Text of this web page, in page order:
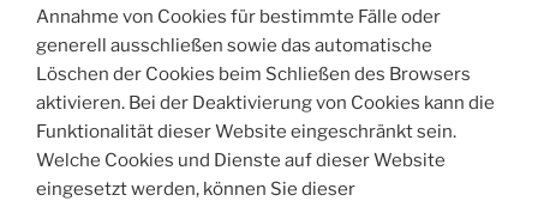
Annahme von Cookies für bestimmte Fälle oder
generell ausschließen sowie das automatische
Löschen der Cookies beim Schließen des Browsers
aktivieren. Bei der Deaktivierung von Cookies kann die
Funktionalität dieser Website eingeschränkt sein.
Welche Cookies und Dienste auf dieser Website
eingesetzt werden, können Sie dieser